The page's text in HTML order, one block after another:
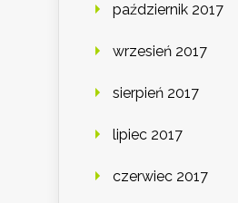
październik 2017
wrzesień 2017
sierpień 2017
lipiec 2017
czerwiec 2017